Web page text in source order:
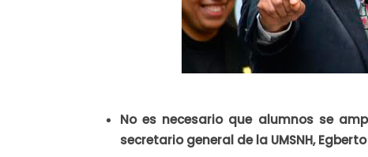
No es necesario que alumnos se
secretario general de la UMSNH,